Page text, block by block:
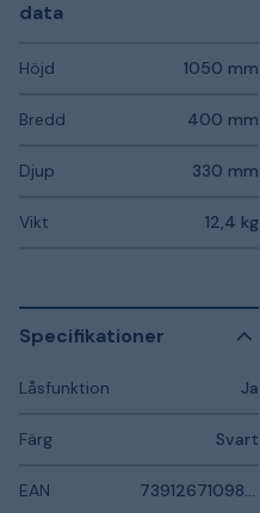
data
Höjd 1050 mm
Bredd 400 mm
Djup 330 mm
Vikt 12,4 kg
Specifikationer
Låsfunktion Ja
Färg Svart
EAN